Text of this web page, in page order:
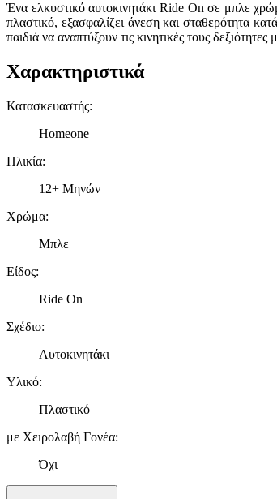
Ένα ελκυστικό αυτοκινητάκι Ride On σε μπλε
πλαστικό, εξασφαλίζει άνεση και σταθερότητα
παιδιά να αναπτύξουν τις κινητικές τους
Χαρακτηριστικά
Κατασκευαστής:
Homeone
Ηλικία:
12+ Μηνών
Χρώμα:
Μπλε
Είδος:
Ride On
Σχέδιο:
Αυτοκινητάκι
Υλικό:
Πλαστικό
με Χειρολαβή Γονέα:
Όχι